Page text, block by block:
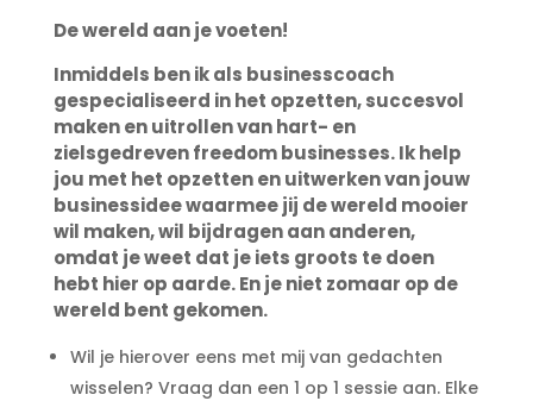
De wereld aan je voeten!
Inmiddels ben ik als businesscoach
gespecialiseerd in het opzetten, succesvol
maken en uitrollen van hart- en
zielsgedreven freedom businesses. Ik help
jou met het opzetten en uitwerken van jouw
businessidee waarmee jij de wereld mooier
wil maken, wil bijdragen aan anderen,
omdat je weet dat je iets groots te doen
hebt hier op aarde. En je niet zomaar op de
wereld bent gekomen.
Wil je hierover eens met mij van gedachten
wisselen? Vraag dan een 1 op 1 sessie aan. Elke